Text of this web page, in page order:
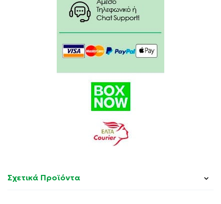
Glycol, Citric Acid, Parfum.
Σχετικά Προϊόντα